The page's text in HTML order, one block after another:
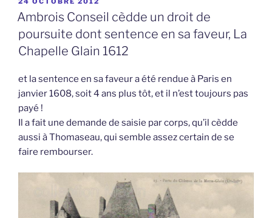
LE
Ambrois Conseil cèdde un droit de
poursuite dont sentence en sa faveur, La
Chapelle Glain 1612
et la sentence en sa faveur a été rendue à Paris en
janvier 1608, soit 4 ans plus tôt, et il n’est toujours pas
payé !
Il a fait une demande de saisie par corps, qu’il cèdde
aussi à Thomaseau, qui semble assez certain de se
faire rembourser.